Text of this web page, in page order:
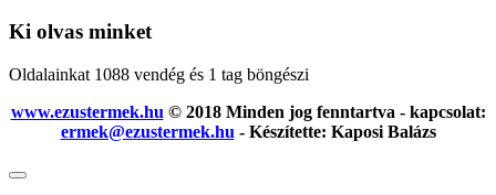
Ki olvas minket
Oldalainkat 1088 vendég és 1 tag böngészi
www.ezustermek.hu © 2018 Minden jog fenntartva - kapcsolat:
ermek@ezustermek.hu - Készítette: Kaposi Balázs